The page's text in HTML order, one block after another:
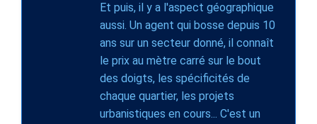
Et puis, il y a l'aspect géographique
aussi. Un agent qui bosse depuis 10
ans sur un secteur donné, il connaît
le prix au mètre carré sur le bout
des doigts, les spécificités de
chaque quartier, les projets
urbanistiques en cours... C'est un